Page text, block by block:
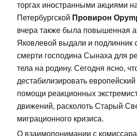
торгах иностранными акциями
Петербургской Провирон
вчера также была повышенная
Яковлевой выдали и подлинник
смерти господина Сынаха для
тела на родину. Сегодня ясно,
дестабилизировать
помощи реакционных
движений, расколоть Старый
миграционного кризиса.
О взаимопонимании с